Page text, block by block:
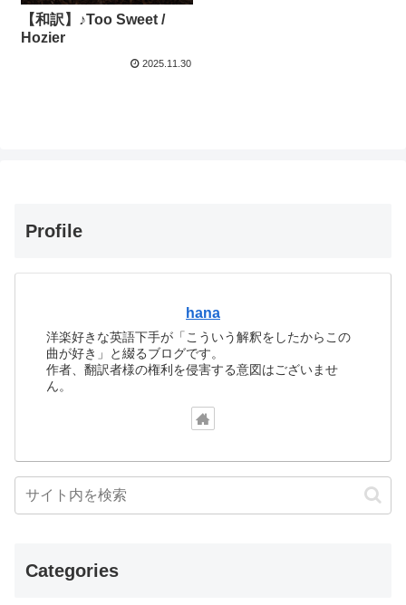
【和訳】♪Too Sweet /
Hozier
2025.11.30
Profile
hana
洋楽好きな英語下手が「こういう解釈をしたからこの
曲が好き」と綴るブログです。
作者、翻訳者様の権利を侵害する意図はございませ
ん。
Categories